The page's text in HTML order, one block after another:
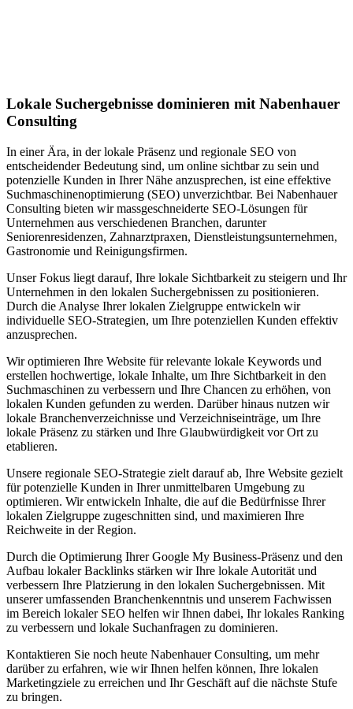
Lokale Suchergebnisse dominieren mit Nabenhauer
Consulting
In einer Ära, in der lokale Präsenz und regionale SEO von
entscheidender Bedeutung sind, um online sichtbar zu sein und
potenzielle Kunden in Ihrer Nähe anzusprechen, ist eine effektive
Suchmaschinenoptimierung (SEO) unverzichtbar. Bei Nabenhauer
Consulting bieten wir massgeschneiderte SEO-Lösungen für
Unternehmen aus verschiedenen Branchen, darunter
Seniorenresidenzen, Zahnarztpraxen, Dienstleistungsunternehmen,
Gastronomie und Reinigungsfirmen.
Unser Fokus liegt darauf, Ihre lokale Sichtbarkeit zu steigern und Ihr
Unternehmen in den lokalen Suchergebnissen zu positionieren.
Durch die Analyse Ihrer lokalen Zielgruppe entwickeln wir
individuelle SEO-Strategien, um Ihre potenziellen Kunden effektiv
anzusprechen.
Wir optimieren Ihre Website für relevante lokale Keywords und
erstellen hochwertige, lokale Inhalte, um Ihre Sichtbarkeit in den
Suchmaschinen zu verbessern und Ihre Chancen zu erhöhen, von
lokalen Kunden gefunden zu werden. Darüber hinaus nutzen wir
lokale Branchenverzeichnisse und Verzeichniseinträge, um Ihre
lokale Präsenz zu stärken und Ihre Glaubwürdigkeit vor Ort zu
etablieren.
Unsere regionale SEO-Strategie zielt darauf ab, Ihre Website gezielt
für potenzielle Kunden in Ihrer unmittelbaren Umgebung zu
optimieren. Wir entwickeln Inhalte, die auf die Bedürfnisse Ihrer
lokalen Zielgruppe zugeschnitten sind, und maximieren Ihre
Reichweite in der Region.
Durch die Optimierung Ihrer Google My Business-Präsenz und den
Aufbau lokaler Backlinks stärken wir Ihre lokale Autorität und
verbessern Ihre Platzierung in den lokalen Suchergebnissen. Mit
unserer umfassenden Branchenkenntnis und unserem Fachwissen
im Bereich lokaler SEO helfen wir Ihnen dabei, Ihr lokales Ranking
zu verbessern und lokale Suchanfragen zu dominieren.
Kontaktieren Sie noch heute Nabenhauer Consulting, um mehr
darüber zu erfahren, wie wir Ihnen helfen können, Ihre lokalen
Marketingziele zu erreichen und Ihr Geschäft auf die nächste Stufe
zu bringen.